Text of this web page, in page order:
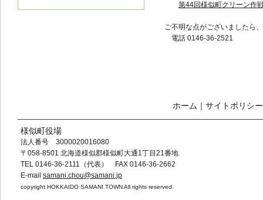
第44回様似町クリーン作
ご不明な点がございましたら
電話 0146-36-2521
ホーム ｜ サイトポリシー
様似町役場
法人番号 3000020016080
〒058-8501 北海道様似郡様似町大通1丁目21番地
TEL 0146-36-2111（代表） FAX 0146-36-2662
E-mail samani.chou@samani.jp
copyright HOKKAIDO SAMANI TOWN All rights reserved.